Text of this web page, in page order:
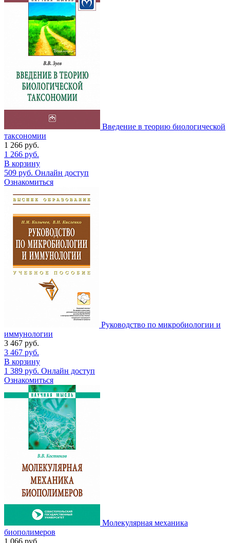
Введение в теорию биологической
таксономии
1 266 руб.
1 266 руб.
В корзину
509 руб. Онлайн доступ
Ознакомиться
Руководство по микробиологии и
иммунологии
3 467 руб.
3 467 руб.
В корзину
1 389 руб. Онлайн доступ
Ознакомиться
Молекулярная механика
биополимеров
1 066 руб.